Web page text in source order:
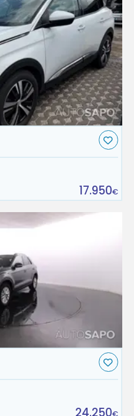
17.950€
24.250€